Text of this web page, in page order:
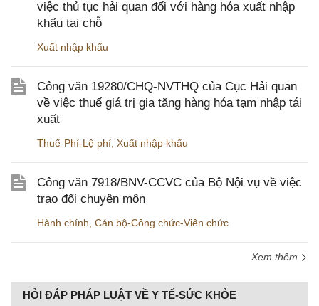
việc thủ tục hải quan đối với hàng hóa xuất nhập
khẩu tại chỗ
Xuất nhập khẩu
Công văn 19280/CHQ-NVTHQ của Cục Hải quan
về việc thuế giá trị gia tăng hàng hóa tạm nhập tái
xuất
Thuế-Phí-Lệ phí Xuất nhập khẩu
Công văn 7918/BNV-CCVC của Bộ Nội vụ về việc
trao đổi chuyên môn
Hành chính Cán bộ-Công chức-Viên chức
Xem thêm
HỎI ĐÁP PHÁP LUẬT VỀ Y TẾ-SỨC KHỎE